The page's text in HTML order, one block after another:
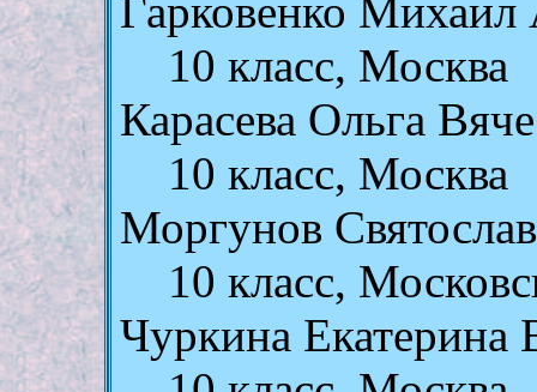
Гарковенко Михаил
10 класс, Москва
Карасева Ольга
10 класс, Москва
Моргунов
10 класс,
Чуркина Екатерина